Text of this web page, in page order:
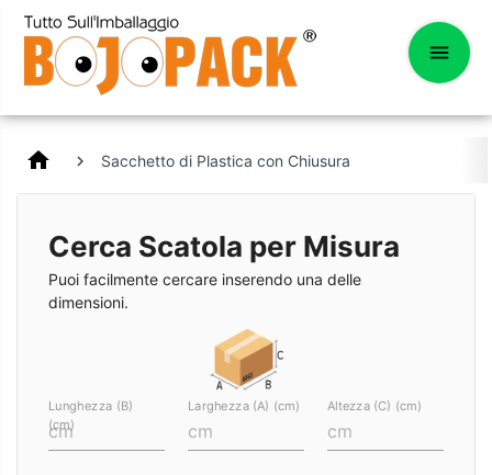
home Sacchetto di Plastica con Chiusura
Cerca Scatola per Misura
Puoi facilmente cercare inserendo una delle
dimensioni.
Lunghezza (B)
(cm)
Larghezza (A) (cm) Altezza (C) (cm)